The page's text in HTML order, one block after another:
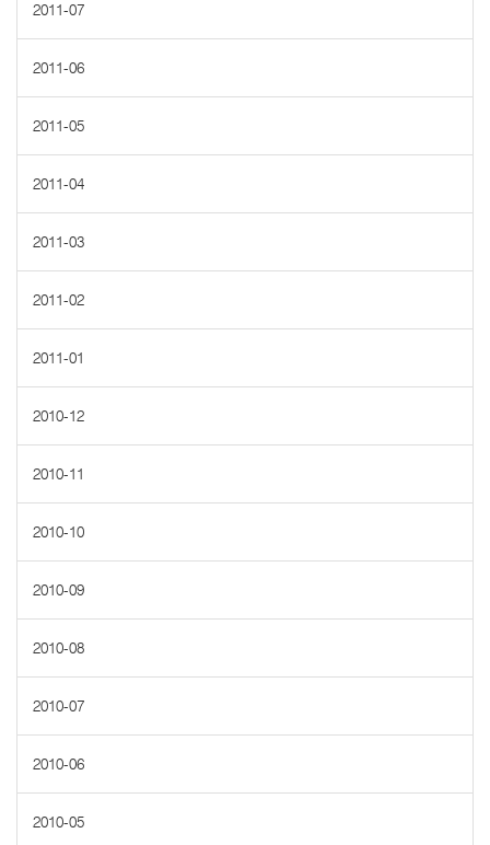
2011-07
2011-06
2011-05
2011-04
2011-03
2011-02
2011-01
2010-12
2010-11
2010-10
2010-09
2010-08
2010-07
2010-06
2010-05